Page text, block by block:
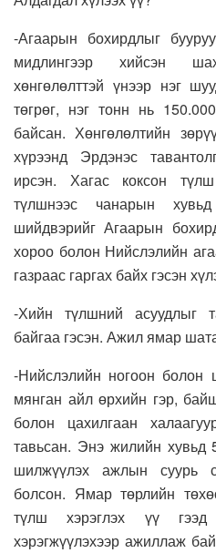
-Агаарын бохирдлыг
мидлингээр хийсэн
хөнгөлөлттэй үнээр нэг
төгрөг, нэг тонн нь
байсан. Хөнгөлөлтийн
хүрээнд Эрдэнэс
ирсэн. Хагас коксон
түлшнээс чанарын
шийдвэрийг Агаарын
хороо болон Нийслэлийн
газраас гаргах байх гэсэн
-Хийн түлшний асуудлыг
байгаа гэсэн. Ажил ямар
-Нийслэлийн ногоон болон
мянган айл өрхийн гэр,
болон цахилгаан
тавьсан. Энэ жилийн
шилжүүлэх ажлын суурь
болсон. Ямар төрлийн
түлш хэрэглэх үү
хэрэгжүүлэхээр ажиллаж